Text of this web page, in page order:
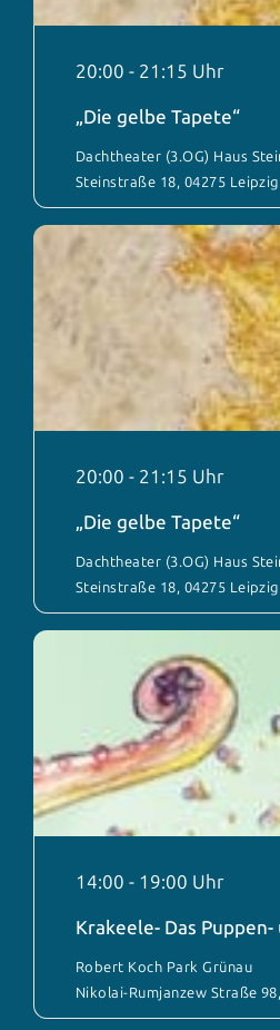
20:00 - 21:15
„Die gelbe Tapete“
Dachtheater (3.OG) Haus
Steinstraße 18, 04275 Leipzig
20:00 - 21:15
„Die gelbe Tapete“
Dachtheater (3.OG) Haus
Steinstraße 18, 04275 Leipzig
14:00 - 19:00
Krakeele- Das
Robert Koch Park Grünau
Nikolai-Rumjanzew Straße